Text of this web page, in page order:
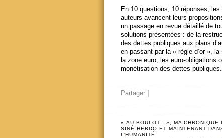
En 10 questions, 10 réponses, les
auteurs avancent leurs
un passage en revue détaillé de
solutions présentées : de la
des dettes publiques aux plans
en passant par la « règle d’or », la
la zone euro, les euro-obligations
monétisation des dettes publiques.
Partager
« AU BOULOT ! », MA CHRONIQUE
SINÉ HEBDO ET MAINTENANT
L’HUMANITÉ